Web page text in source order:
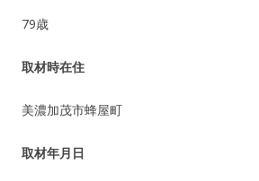
79歳
取材時在住
美濃加茂市蜂屋町
取材年月日